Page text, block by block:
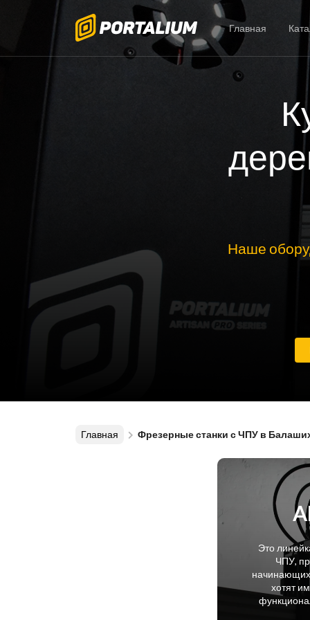
Главная
Наше
Главная Фрезерные станки с ЧПУ в
Это
ЧПУ,
начинающих
хотят